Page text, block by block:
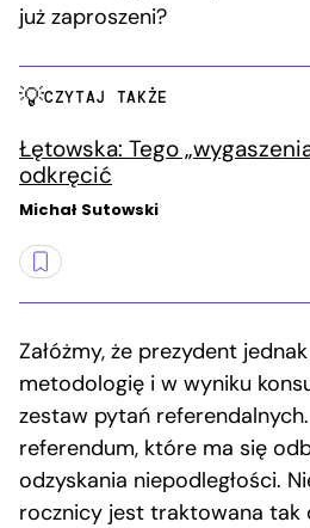
już zaproszeni?
CZYTAJ TAKŻE
Łętowska: Tego
odkręcić
Michał Sutowski
Załóżmy, że prezydent
metodologię i w wyniku
zestaw pytań
referendum, które ma się
odzyskania niepodległości.
rocznicy jest traktowana tak